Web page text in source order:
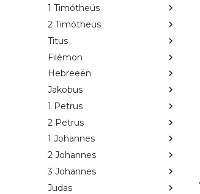
1 Timótheüs
2 Timótheüs
Titus
Filémon
Hebreeën
Jakobus
1 Petrus
2 Petrus
1 Johannes
2 Johannes
3 Johannes
Judas